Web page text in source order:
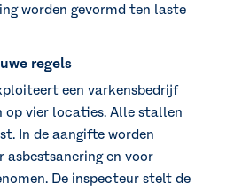
worden gevormd ten laste
regels
een varkensbedrijf
vier locaties. Alle stallen
In de aangifte worden
asbestsanering en voor
De inspecteur stelt de